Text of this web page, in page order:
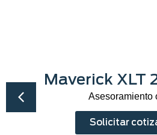
Maverick XLT
Asesoramiento
Solicitar